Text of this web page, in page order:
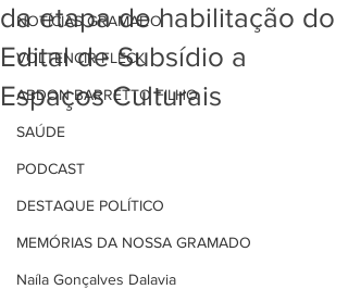
NOTÍCIAS GRAMADO
VOLTENCIR FLECK
ABDON BARRETTO FILHO
SAÚDE
PODCAST
DESTAQUE POLÍTICO
MEMÓRIAS DA NOSSA GRAMADO
Naíla Gonçalves Dalavia
da etapa de habilitação do
Edital de Subsídio a
Espaços Culturais